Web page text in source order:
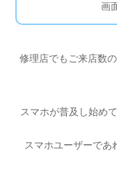
画
修理店でもご来店数
スマホが普及し始め
スマホユーザーであ